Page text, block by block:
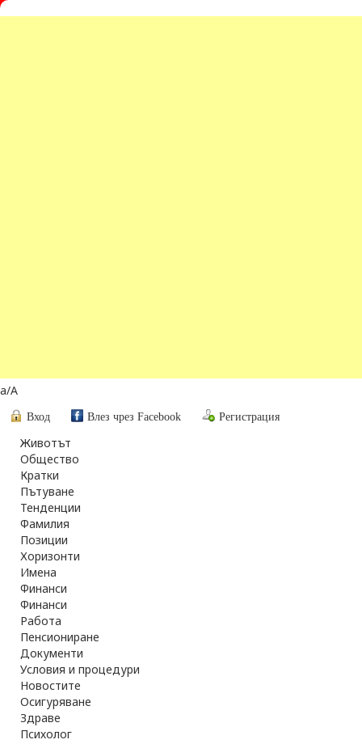
a/A
Вход Влез чрез Facebook Регистрация
Животът
Общество
Кратки
Пътуване
Тенденции
Фамилия
Позиции
Хоризонти
Имена
Финанси
Финанси
Работа
Пенсиониране
Документи
Условия и процедури
Новостите
Осигуряване
Здраве
Психолог